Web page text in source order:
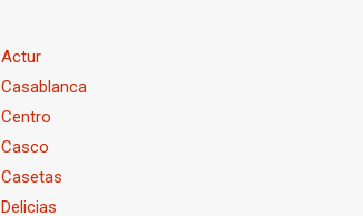
Actur
Casablanca
Centro
Casco
Casetas
Delicias